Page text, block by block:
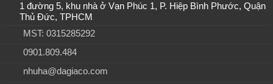
1 đường 5, khu nhà ở Vạn Phúc 1, P. Hiệp Bình Phước, Quận
Thủ Đức, TPHCM
MST: 0315285292
0901.809.484
nhuha@dagiaco.com